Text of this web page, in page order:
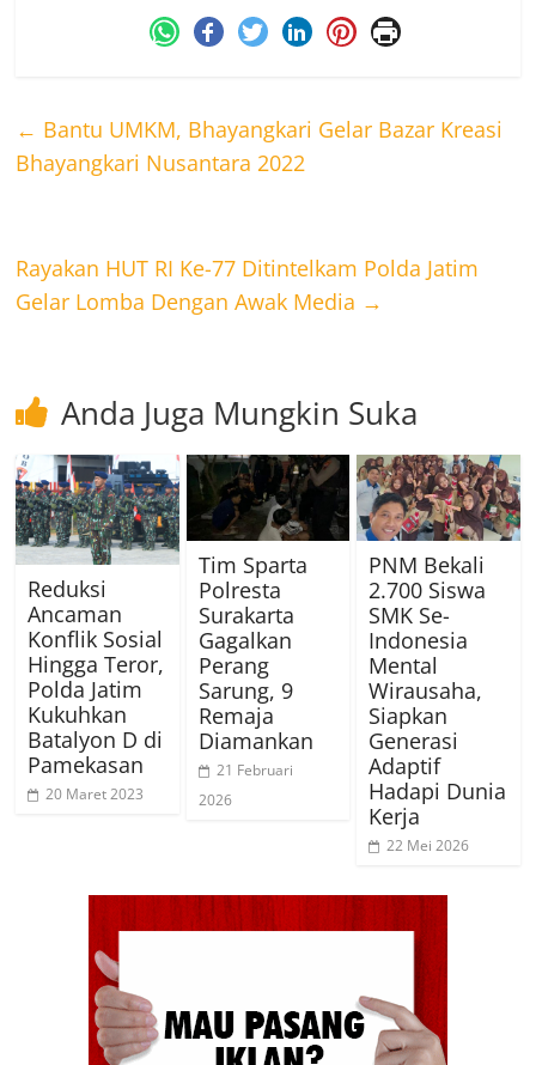
← Bantu UMKM, Bhayangkari Gelar Bazar Kreasi
Bhayangkari Nusantara 2022
Rayakan HUT RI Ke-77 Ditintelkam Polda Jatim
Gelar Lomba Dengan Awak Media →
Anda Juga Mungkin Suka
Reduksi
Ancaman
Konflik Sosial
Hingga Teror,
Polda Jatim
Kukuhkan
Batalyon D di
Pamekasan
20 Maret 2023
Tim Sparta
Polresta
Surakarta
Gagalkan
Perang
Sarung, 9
Remaja
Diamankan
21 Februari
2026
PNM Bekali
2.700 Siswa
SMK Se-
Indonesia
Mental
Wirausaha,
Siapkan
Generasi
Adaptif
Hadapi Dunia
Kerja
22 Mei 2026